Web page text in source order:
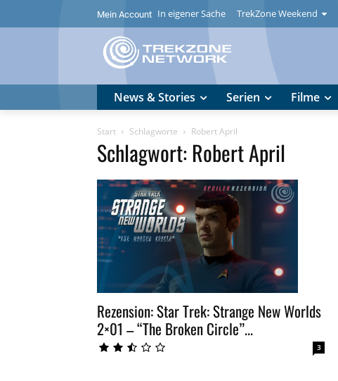
Mein Account In eigener Sache TrekZone Weekend
News & Stories Serien Filme
Start Schlagworte Robert April
Schlagwort: Robert April
Rezension: Star Trek: Strange New Worlds
2×01 – “The Broken Circle”...
3